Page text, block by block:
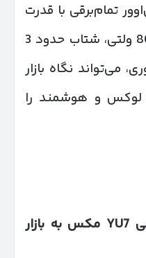
تمام‌برقی با قدرت
681 اسب بخار، معماری 800 ولتی، شتاب حدود 3
می‌تواند نگاه بازار
لوکس و هوشمند را
YU 7 مکس به بازار